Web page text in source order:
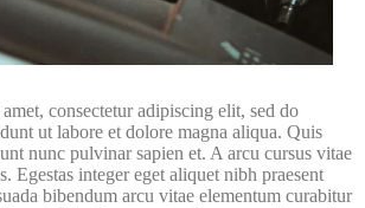
consectetur adipiscing elit, sed do
ut labore et dolore magna aliqua. Quis
nunc pulvinar sapien et. A arcu cursus vitae
Egestas integer eget aliquet nibh praesent
bibendum arcu vitae elementum curabitur